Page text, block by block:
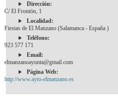
Dirección:
C/ El Frontón, 1
Localidad:
Fiestas de El Manzano (Salamanca - España )
Teléfono:
923 577 171
Email:
elmanzanoayunta@gmail.com
Página Web:
http://www.ayto-elmanzano.es